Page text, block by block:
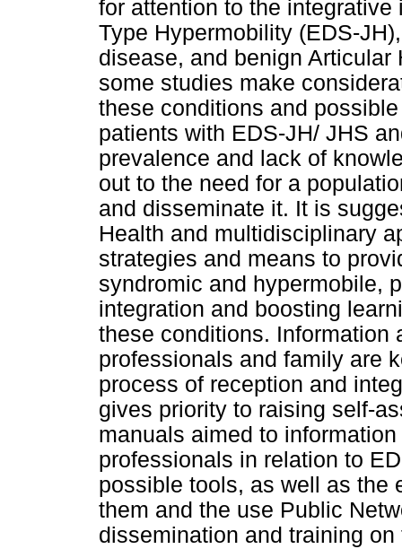
for attention to the
Type Hypermobility (EDS-
disease, and benign
some studies make
these conditions and
patients with EDS-JH/ JHS
prevalence and lack of
out to the need for a
and disseminate it. It is
Health and multidisciplinary
strategies and means to
syndromic and hypermobile,
integration and boosting
these conditions. Information
professionals and family are
process of reception and
gives priority to raising self-
manuals aimed to
professionals in relation to
possible tools, as well as the
them and the use Public
dissemination and training